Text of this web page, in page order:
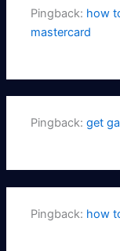
Pingback: how
mastercard
Pingback:get
Pingback: how